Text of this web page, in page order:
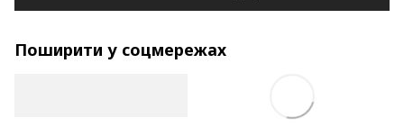
Поширити у соцмережах